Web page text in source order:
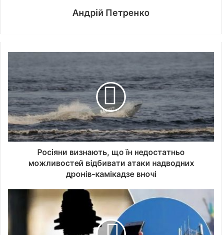
Андрій Петренко
Росіяни визнають, що їн недостатньо
можливостей відбивати атаки надводних
дронів-камікадзе вночі